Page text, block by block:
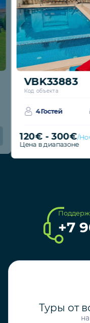
VBK33883
Код объекта
4 Гостей
120€ - 300€/
Цена в диапазоне
+7
Туры от